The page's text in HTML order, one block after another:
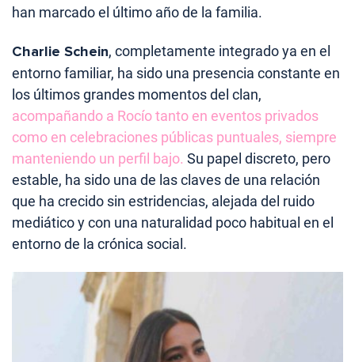
han marcado el último año de la familia.
Charlie Schein, completamente integrado ya en el
entorno familiar, ha sido una presencia constante en
los últimos grandes momentos del clan,
acompañando a Rocío tanto en eventos privados
como en celebraciones públicas puntuales, siempre
manteniendo un perfil bajo. Su papel discreto, pero
estable, ha sido una de las claves de una relación
que ha crecido sin estridencias, alejada del ruido
mediático y con una naturalidad poco habitual en el
entorno de la crónica social.